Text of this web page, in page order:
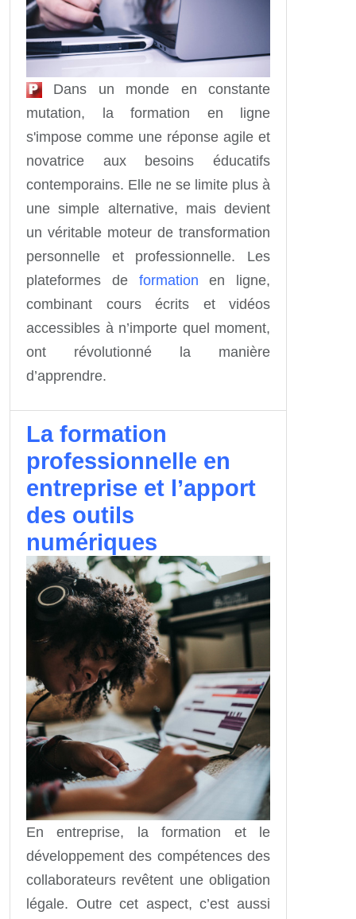
Dans un monde en constante
mutation, la formation en ligne
s'impose comme une réponse agile et
novatrice aux besoins éducatifs
contemporains. Elle ne se limite plus à
une simple alternative, mais devient
un véritable moteur de transformation
personnelle et professionnelle. Les
plateformes de formation en ligne,
combinant cours écrits et vidéos
accessibles à n’importe quel moment,
ont révolutionné la manière
d’apprendre.
La formation
professionnelle en
entreprise et l’apport
des outils
numériques
En entreprise, la formation et le
développement des compétences des
collaborateurs revêtent une obligation
légale. Outre cet aspect, c’est aussi